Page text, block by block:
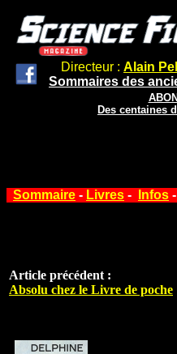
Directeur : Alain
Sommaires des
Des centaines
Sommaire - Livres - Infos
Article précédent :
Absolu chez le Livre de poche